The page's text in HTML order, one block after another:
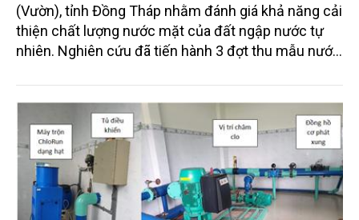
(Vườn), tỉnh Đồng Tháp nhằm đánh giá khả năng cải
thiện chất lượng nước mặt của đất ngập nước tự
nhiên. Nghiên cứu đã tiến hành 3 đợt thu mẫu nước
trong và ngoài Vườn quốc gia thông qua các chỉ số
pH, DO, EC, BOD5, COD, NO3-, TN, TP, TSS và
Coliforms. Kết quả cho thấy khu đất ngập nước có
xu hướng điều hòa các chất ô nhiễm với phần lớn
nồng độ các chỉ số ô nhiễm giảm sau lũ. Đồng thời,
cũng nhận thấy lũ đã bổ sung các chất ô nhiễm cho
Vườn. Nghiên cứu cũng cho thấy việc quản lý nước